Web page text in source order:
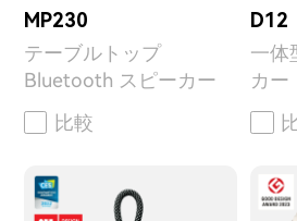
MP230
テーブルトップ
Bluetooth スピーカー
比較
D12
一体
カー